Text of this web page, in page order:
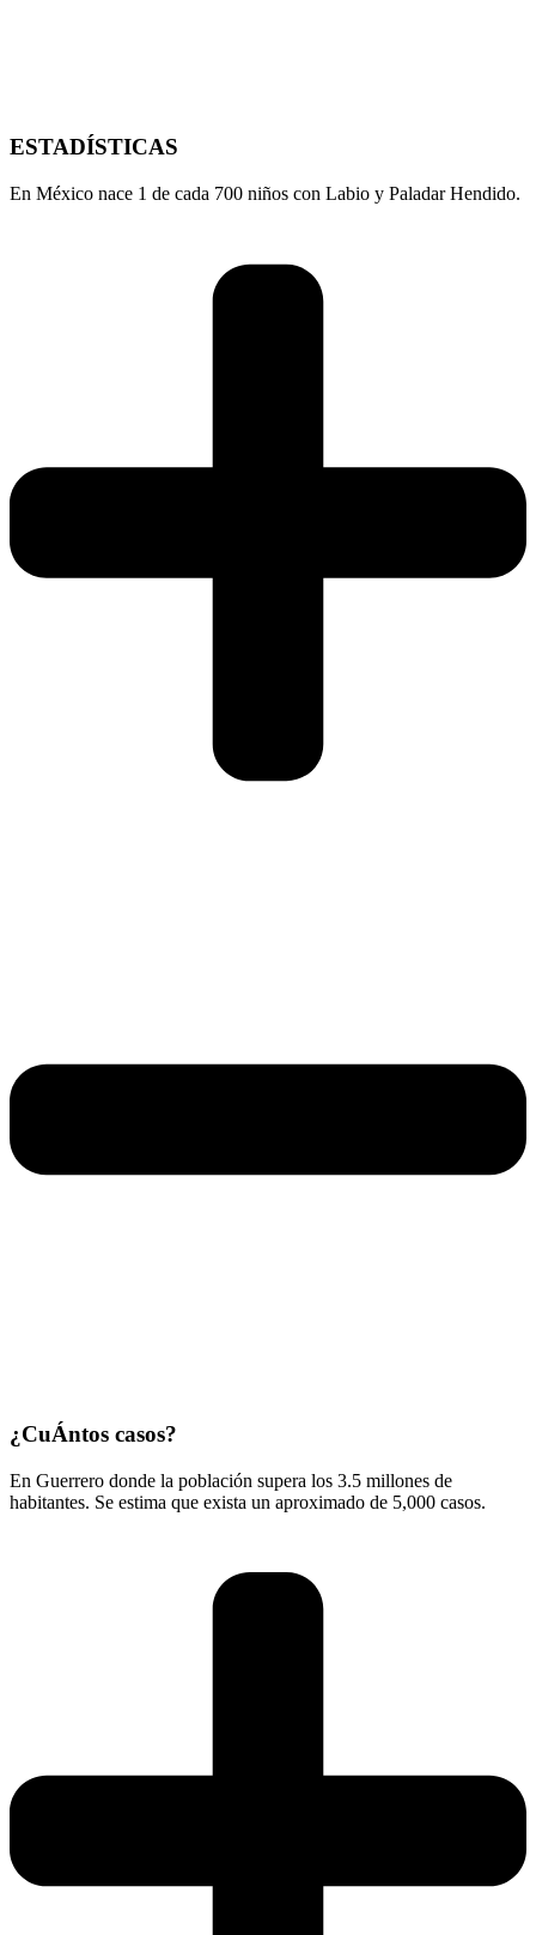
ESTADÍSTICAS
En México nace 1 de cada 700 niños con Labio y Paladar Hendido.
¿CuÁntos casos?
En Guerrero donde la población supera los 3.5 millones de
habitantes. Se estima que exista un aproximado de 5,000 casos.